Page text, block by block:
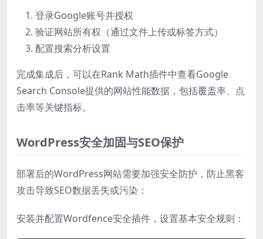
登录Google账号并授权
验证网站所有权（通过文件上传或标签方式）
配置搜索分析设置
完成集成后，可以在Rank Math插件中查看Google
Search Console提供的网站性能数据，包括覆盖率、点
击率等关键指标。
WordPress安全加固与SEO保护
部署后的WordPress网站需要加强安全防护，防止黑客
攻击导致SEO数据丢失或污染：
安装并配置Wordfence安全插件，设置基本安全规则：